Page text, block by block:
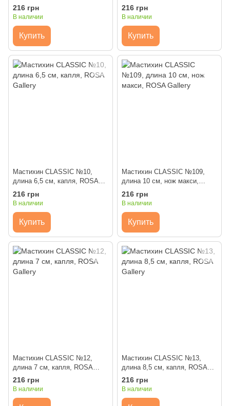
ROSA Gallery
216 грн
В наличии
Купить
Gallery
216 грн
В наличии
Купить
Мастихин CLASSIC №10,
длина 6,5 см, капля, ROSA
Gallery
216 грн
В наличии
Купить
Мастихин CLASSIC №109,
длина 10 см, нож макси,
ROSA Gallery
216 грн
В наличии
Купить
Мастихин CLASSIC №12,
длина 7 см, капля, ROSA
Gallery
216 грн
В наличии
Мастихин CLASSIC №13,
длина 8,5 см, капля, ROSA
Gallery
216 грн
В наличии